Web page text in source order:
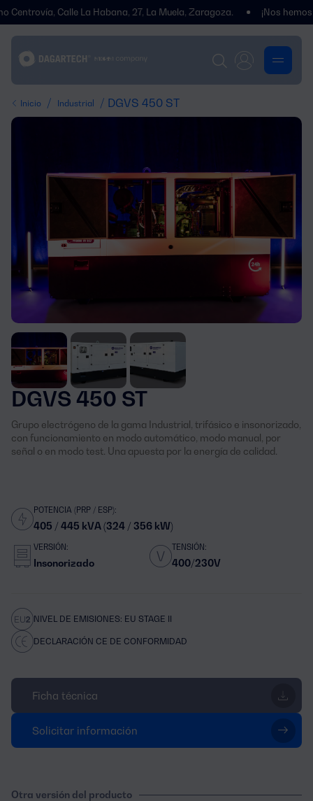
Calle La Habana, 27, La Muela, Zaragoza. ¡Nos hemos
Inicio / Industrial / DGVS 450 ST
DGVS 450 ST
Grupo electrógeno de la gama Industrial, trifásico e insonorizado,
con funcionamiento en modo automático, modo manual, por
señal o en modo test. Una apuesta por la energía de calidad.
POTENCIA (PRP / ESP):
405 / 445 kVA (324 / 356 kW)
VERSIÓN:
Insonorizado
TENSIÓN:
400/230V
NIVEL DE EMISIONES: EU STAGE II
DECLARACIÓN CE DE CONFORMIDAD
Ficha técnica
Solicitar información
Otra versión del producto